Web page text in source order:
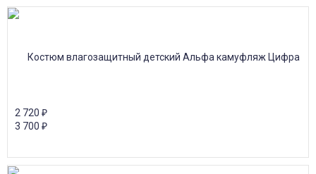
2 720 ₽
3 700 ₽